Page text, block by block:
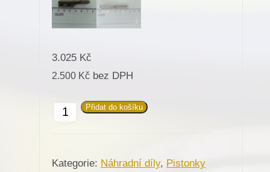
3.025 Kč
2.500 Kč bez DPH
Pistonek
lemovky-
Přidat do košíku
Kategorie: Náhradní díly, Pistonky